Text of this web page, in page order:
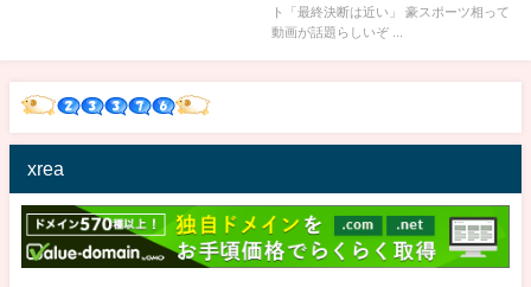
ト「最終決断は近い」 豪スポーツ相って
動画が話題らしいぞ ...
xrea